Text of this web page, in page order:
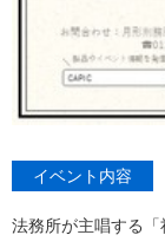
イベント内容
法務所が主唱する「